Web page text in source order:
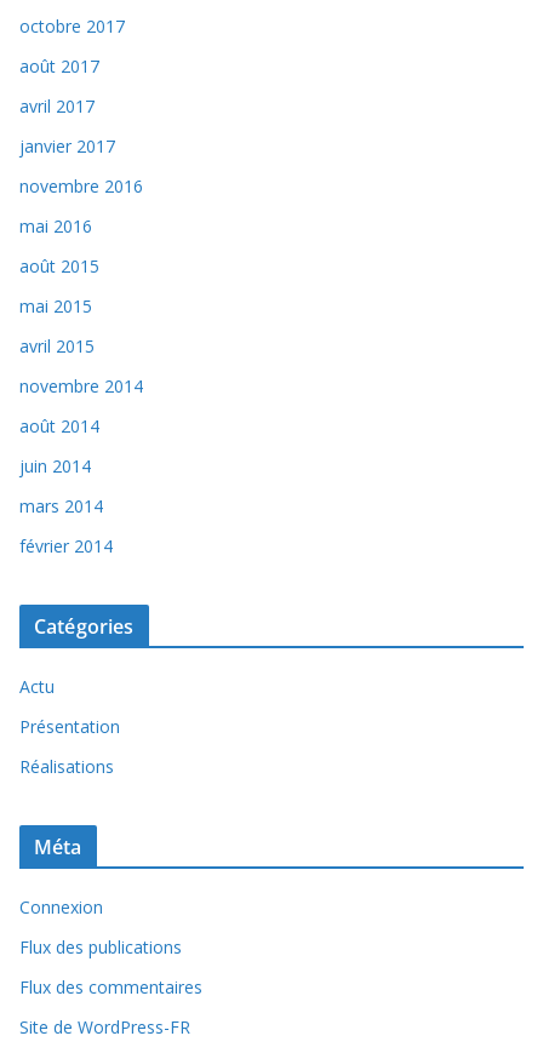
octobre 2017
août 2017
avril 2017
janvier 2017
novembre 2016
mai 2016
août 2015
mai 2015
avril 2015
novembre 2014
août 2014
juin 2014
mars 2014
février 2014
Catégories
Actu
Présentation
Réalisations
Méta
Connexion
Flux des publications
Flux des commentaires
Site de WordPress-FR